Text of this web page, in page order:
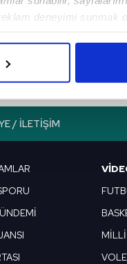
deneyimi sunmak
hedefli
ve üçüncü kişilere ait
çerezler bilgi toplumu
rızanız dahilinde
Çerezlere
Aydınlatma Metnimizi
Osman 97.
/ İLETIŞIM
MİLLİ